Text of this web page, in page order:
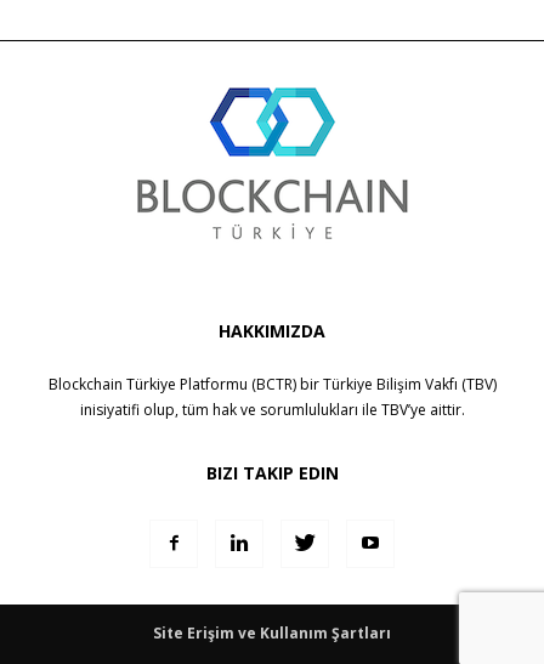
HAKKIMIZDA
Blockchain Türkiye Platformu (BCTR) birTürkiye Bilişim Vakfı (TBV)
inisiyatifi olup, tüm hak ve sorumlulukları ile TBV’ye aittir.
BIZI TAKIP EDIN
Site Erişim ve Kullanım Şartları